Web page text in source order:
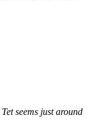
Tet seems just around